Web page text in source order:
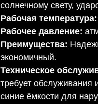
солнечному свету,
Рабочая температура:
Рабочее давление:
Преимущества:
экономичный.
Техническое
требует
синие ёмкости для